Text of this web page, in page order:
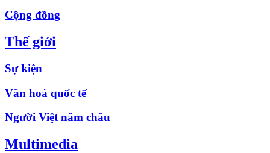
Cộng đồng
Thế giới
Sự kiện
Văn hoá quốc tế
Người Việt năm châu
Multimedia